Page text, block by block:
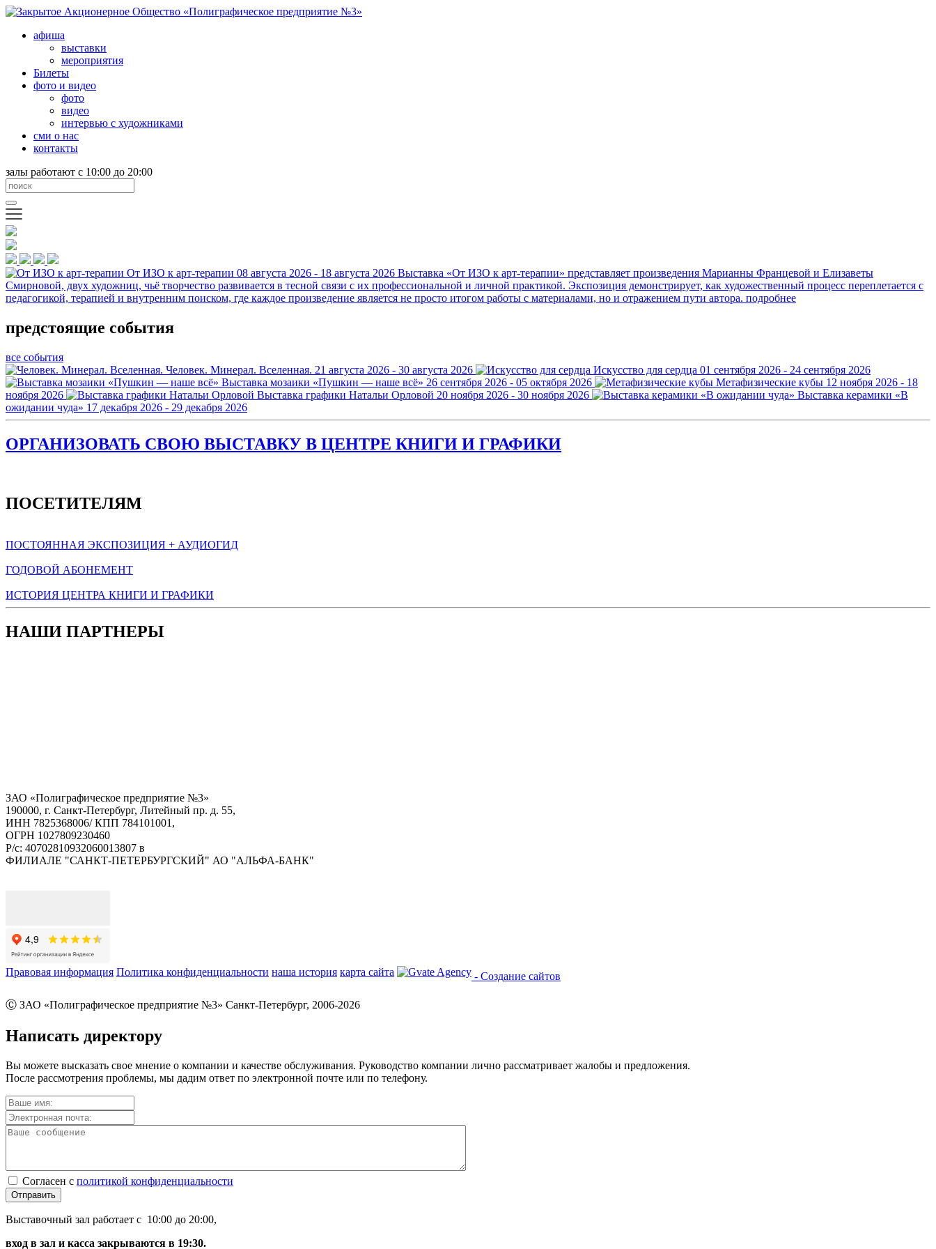
афиша
выставки
мероприятия
Билеты
фото и видео
фото
видео
интервью с художниками
сми о нас
контакты
залы работают с 10:00 до 20:00
От ИЗО к арт-терапии 08 августа 2026 - 18 августа 2026 Выставка «От ИЗО к арт-терапии» представляет произведения Марианны Францевой и Елизаветы
Смирновой, двух художниц, чьё творчество развивается в тесной связи с их профессиональной и личной практикой. Экспозиция демонстрирует, как художественный процесс переплетается с
педагогикой, терапией и внутренним поиском, где каждое произведение является не просто итогом работы с материалами, но и отражением пути автора. подробнее
предстоящие события
все события
Человек. Минерал. Вселенная. 21 августа 2026 - 30 августа 2026 Искусство для сердца 01 сентября 2026 - 24 сентября 2026
Выставка мозаики «Пушкин — наше всё» 26 сентября 2026 - 05 октября 2026 Метафизические кубы 12 ноября 2026 - 18
ноября 2026
Выставка графики Натальи Орловой 20 ноября 2026 - 30 ноября 2026
Выставка керамики «В
ожидании чуда» 17 декабря 2026 - 29 декабря 2026
ОРГАНИЗОВАТЬ СВОЮ ВЫСТАВКУ В ЦЕНТРЕ КНИГИ И ГРАФИКИ
ПОСЕТИТЕЛЯМ
ПОСТОЯННАЯ ЭКСПОЗИЦИЯ + АУДИОГИД
ГОДОВОЙ АБОНЕМЕНТ
ИСТОРИЯ ЦЕНТРА КНИГИ И ГРАФИКИ
НАШИ ПАРТНЕРЫ
ЗАО «Полиграфическое предприятие №3»
190000, г. Санкт-Петербург, Литейный пр. д. 55,
ИНН 7825368006/ КПП 784101001,
ОГРН 1027809230460
Р/с: 40702810932060013807 в
ФИЛИАЛЕ "САНКТ-ПЕТЕРБУРГСКИЙ" АО "АЛЬФА-БАНК"
Правовая информация Политика конфиденциальности наша история карта сайта - Создание сайтов
Ⓒ ЗАО «Полиграфическое предприятие №3» Санкт-Петербург, 2006-2026
Написать директору
Вы можете высказать свое мнение о компании и качестве обслуживания. Руководство компании лично рассматривает жалобы и предложения.
После рассмотрения проблемы, мы дадим ответ по электронной почте или по телефону.
Согласен с политикой конфиденциальности
Отправить
Выставочный зал работает с 10:00 до 20:00,
вход в зал и касса закрываются в 19:30.